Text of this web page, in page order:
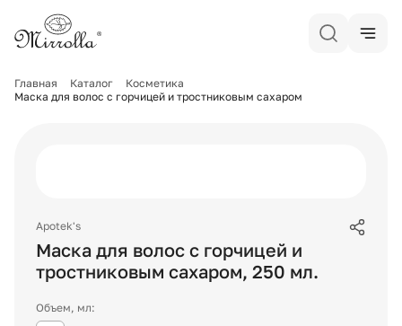
Главная Каталог
Косметика
Маска для волос c горчицей и тростниковым сахаром
Apotek's
Маска для волос c горчицей и
тростниковым сахаром, 250 мл.
Объем, мл: